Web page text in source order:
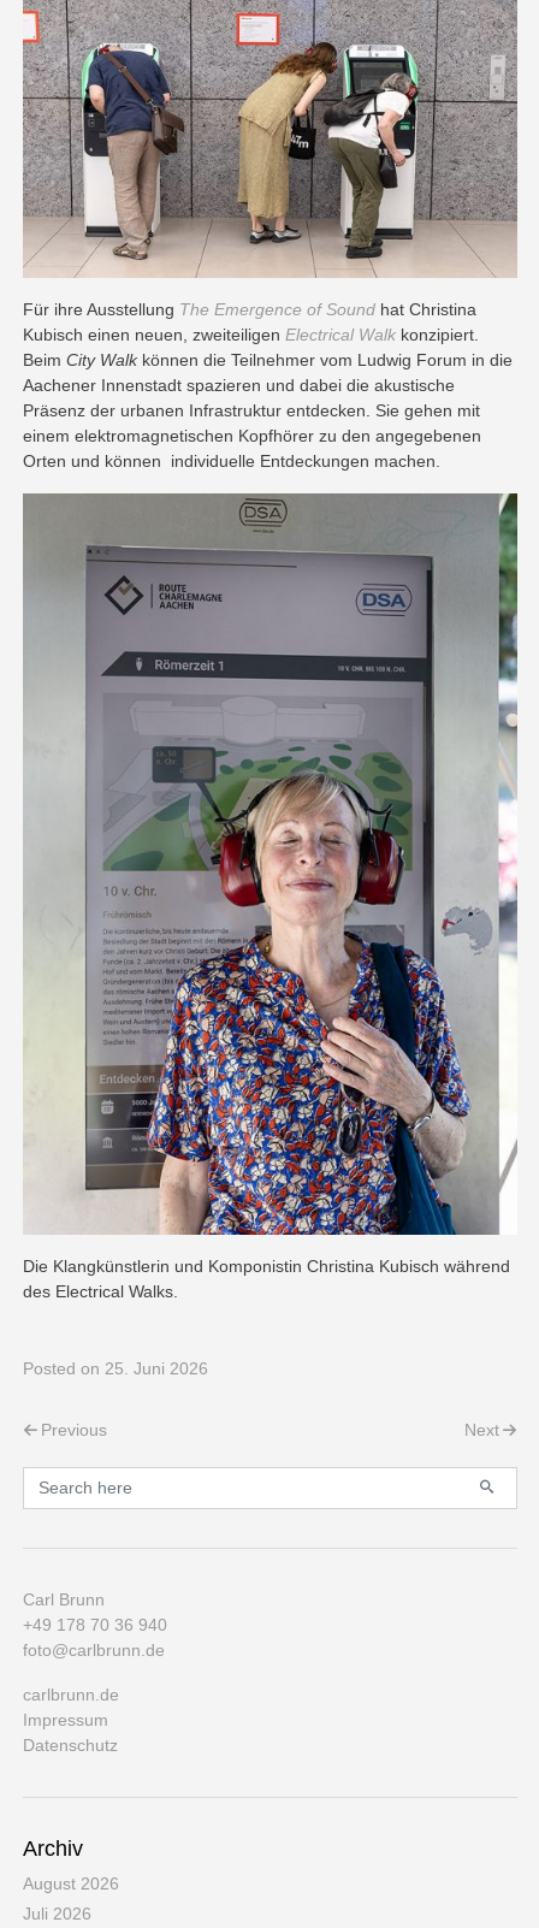
Für ihre Ausstellung The Emergence of Soundhat Christina
Kubisch einen neuen, zweiteiligen Electrical Walkkonzipiert.
Beim City Walkkönnen die Teilnehmer vom Ludwig Forum in die
Aachener Innenstadt spazieren und dabei die akustische
Präsenz der urbanen Infrastruktur entdecken. Sie gehen mit
einem elektromagnetischen Kopfhörer zu den angegebenen
Orten und können individuelle Entdeckungen machen.
Die Klangkünstlerin und Komponistin Christina Kubisch während
des Electrical Walks.
Posted on 25. Juni 2026
Post navigation
Previous Next
Primary
Search for:
Carl Brunn
+49 178 70 36 940
foto@carlbrunn.de
carlbrunn.de
Impressum
Datenschutz
Archiv
August 2026
Juli 2026